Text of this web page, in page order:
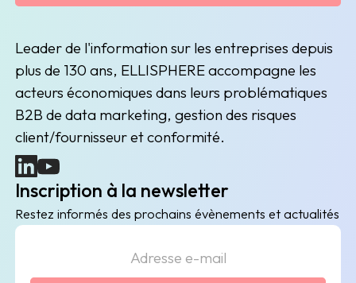
Leader de l'information sur les entreprises depuis
plus de 130 ans, ELLISPHERE accompagne les
acteurs économiques dans leurs problématiques
B2B de data marketing, gestion des risques
client/fournisseur et conformité.
(nouvelle fenêtre)
(nouvelle fenêtre)
Inscription à la newsletter
Restez informés des prochains évènements et actualités